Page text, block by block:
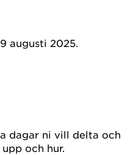
augusti 2025.
dagar ni vill delta och
och hur.